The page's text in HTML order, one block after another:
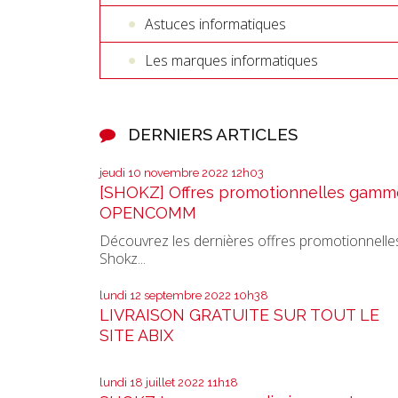
Astuces informatiques
Les marques informatiques
DERNIERS ARTICLES
jeudi 10 novembre 2022 12h03
[SHOKZ] Offres promotionnelles
OPENCOMM
Découvrez les dernières offres
Shokz...
lundi 12 septembre 2022 10h38
LIVRAISON GRATUITE SUR TOUT LE
SITE ABIX
lundi 18 juillet 2022 11h18